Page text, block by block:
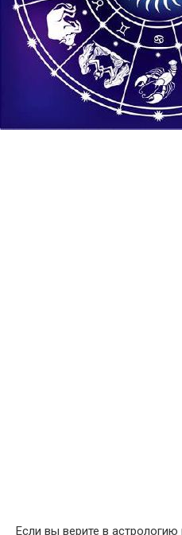
Если вы верите в астрологию